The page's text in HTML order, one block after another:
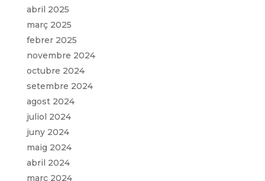
abril 2025
març 2025
febrer 2025
novembre 2024
octubre 2024
setembre 2024
agost 2024
juliol 2024
juny 2024
maig 2024
abril 2024
març 2024